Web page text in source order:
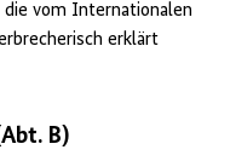
die vom Internationalen
erklärt
B)